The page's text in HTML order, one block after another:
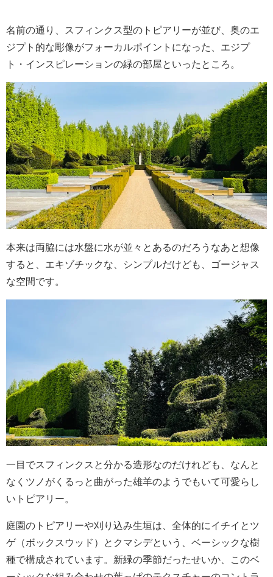
名前の通り、スフィンクス型のトピアリーが並び、奥のエ
ジプト的な彫像がフォーカルポイントになった、エジプ
ト・インスピレーションの緑の部屋といったところ。
本来は両脇には水盤に水が並々とあるのだろうなあと想像
すると、エキゾチックな、シンプルだけども、ゴージャス
な空間です。
一目でスフィンクスと分かる造形なのだけれども、なんと
なくツノがくるっと曲がった雄羊のようでもいて可愛らし
いトピアリー。
庭園のトピアリーや刈り込み生垣は、全体的にイチイとツ
ゲ（ボックスウッド）とクマシデという、ベーシックな樹
種で構成されています。新緑の季節だったせいか、このベ